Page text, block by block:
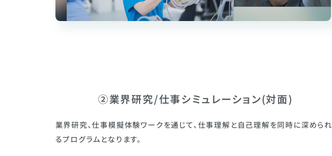
②業界研究/仕事シミュレーション(対面)
業界研究、仕事模擬体験ワークを通じて、仕事理解と自己理解を同時に深められ
るプログラムとなります。